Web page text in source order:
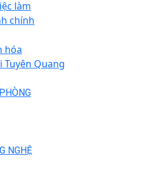
làm
chính
hóa
Quang
NGHỆ